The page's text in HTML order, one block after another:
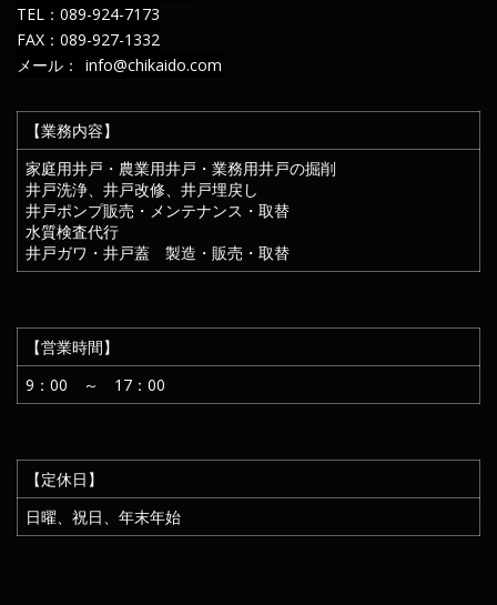
TEL：089-924-7173
FAX：089-927-1332
メール：
info@chikaido.com
【業務内容】
家庭用井戸・農業用井戸・業務用井戸の掘削
井戸洗浄、井戸改修、井戸埋戻し
井戸ポンプ販売・メンテナンス・取替
水質検査代行
井戸ガワ・井戸蓋 製造・販売・取替
【営業時間】
9：00 ～ 17：00
【定休日】
日曜、祝日、年末年始